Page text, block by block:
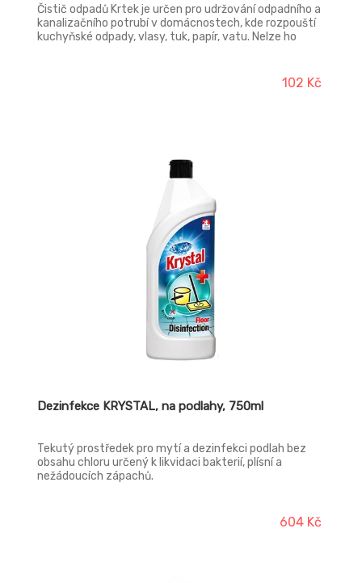
Čistič odpadů Krtek je určen pro udržování odpadního a
kanalizačního potrubí v domácnostech, kde rozpouští
kuchyňské odpady, vlasy, tuk, papír, vatu. Nelze ho
102 Kč
Dezinfekce KRYSTAL, na podlahy, 750ml
Tekutý prostředek pro mytí a dezinfekci podlah bez
obsahu chloru určený k likvidaci bakterií, plísní a
nežádoucích zápachů.
604 Kč